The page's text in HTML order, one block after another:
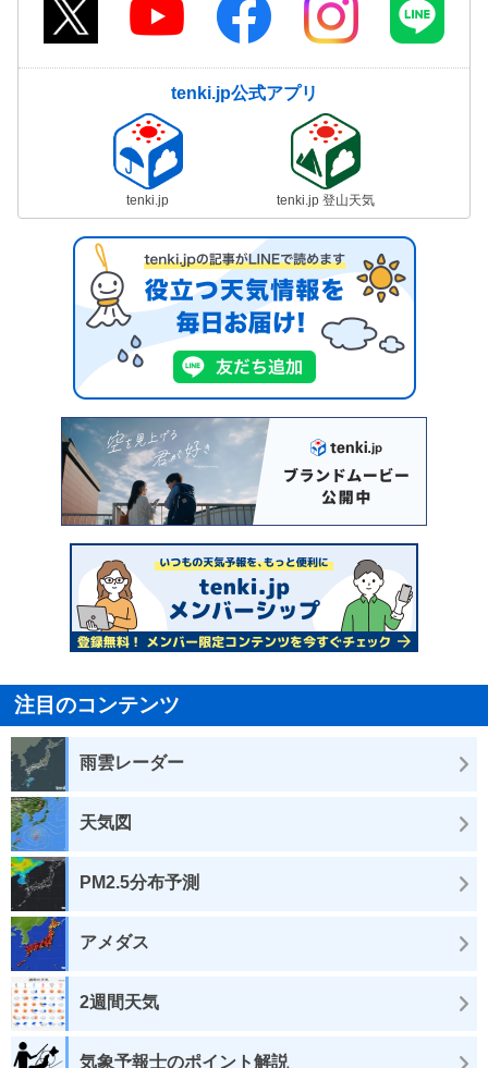
tenki.jp公式アプリ
tenki.jp tenki.jp 登山天気
注目のコンテンツ
雨雲レーダー
天気図
PM2.5分布予測
アメダス
2週間天気
気象予報士のポイント解説